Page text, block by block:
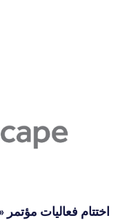
اختتام فعاليات